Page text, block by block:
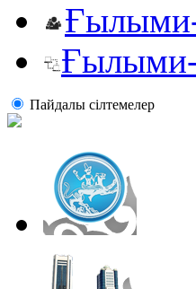
Ғылыми-
Ғылыми-
Пайдалы сiлтемелер